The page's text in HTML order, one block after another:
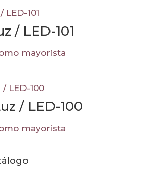
/ LED-101
mayorista
/ LED-100
mayorista